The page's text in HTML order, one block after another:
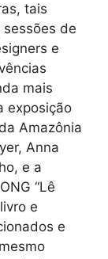
tais
de
e
mais
exposição
Amazônia
Anna
e a
“Lê
e
e